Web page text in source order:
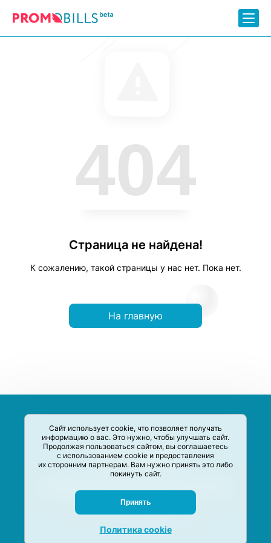
Сайт использует cookie, что позволяет получать
информацию о вас. Это нужно, чтобы улучшать сайт.
Продолжая пользоваться сайтом, вы соглашаетесь
с использованием cookie и предоставления
их сторонним партнерам. Вам нужно принять это либо
покинуть сайт.
Принять
Политика cookie
404
Страница не найдена!
К сожалению, такой страницы у нас нет. Пока нет.
На главную
систематизации акций и скидок на товары и услуги в РФ
Задать вопрос
© M-Social production 2020 –2026